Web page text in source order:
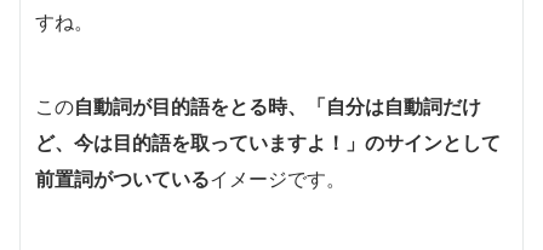
すね。
この自動詞が目的語をとる時、「自分は自動詞だけ
ど、今は目的語を取っていますよ！」のサインとして
前置詞がついているイメージです。